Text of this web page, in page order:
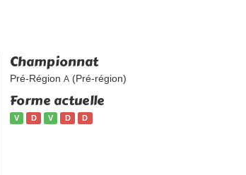
Championnat
Pré-Région A(Pré-région)
Forme actuelle
V D V D D